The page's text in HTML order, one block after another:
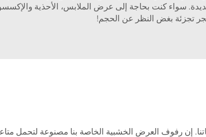
سواء كنت بحاجة إلى عرض الملابس، الأحذية
تجزئة بغض النظر عن الحجم!
إن رفوف العرض الخشبية الخاصة بنا مصنوعة لتحمل